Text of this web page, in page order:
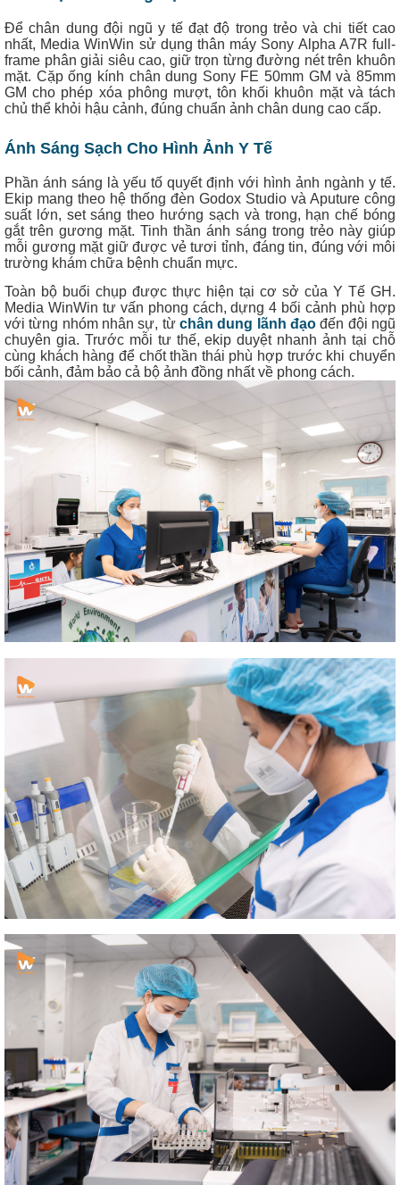
Để chân dung đội ngũ y tế đạt độ trong trẻo và chi tiết cao
nhất, Media WinWin sử dụng thân máy Sony Alpha A7R full-
frame phân giải siêu cao, giữ trọn từng đường nét trên khuôn
mặt. Cặp ống kính chân dung Sony FE 50mm GM và 85mm
GM cho phép xóa phông mượt, tôn khối khuôn mặt và tách
chủ thể khỏi hậu cảnh, đúng chuẩn ảnh chân dung cao cấp.
Ánh Sáng Sạch Cho Hình Ảnh Y Tế
Phần ánh sáng là yếu tố quyết định với hình ảnh ngành y tế.
Ekip mang theo hệ thống đèn Godox Studio và Aputure công
suất lớn, set sáng theo hướng sạch và trong, hạn chế bóng
gắt trên gương mặt. Tinh thần ánh sáng trong trẻo này giúp
mỗi gương mặt giữ được vẻ tươi tỉnh, đáng tin, đúng với môi
trường khám chữa bệnh chuẩn mực.
Toàn bộ buổi chụp được thực hiện tại cơ sở của Y Tế GH.
Media WinWin tư vấn phong cách, dựng 4 bối cảnh phù hợp
với từng nhóm nhân sự, từ chân dung lãnh đạo đến đội ngũ
chuyên gia. Trước mỗi tư thế, ekip duyệt nhanh ảnh tại chỗ
cùng khách hàng để chốt thần thái phù hợp trước khi chuyển
bối cảnh, đảm bảo cả bộ ảnh đồng nhất về phong cách.